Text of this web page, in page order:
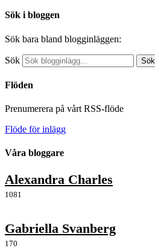
Sök i bloggen
Sök bara bland blogginläggen:
Sök Sök
Flöden
Prenumerera på vårt RSS-flöde
Flöde för inlägg
Våra bloggare
Alexandra Charles
1081
Gabriella Svanberg
170